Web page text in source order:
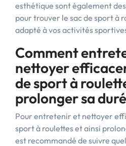
esthétique sont également
pour trouver le sac de sport à
adapté à vos activités
Comment
nettoyer
de sport à
prolonger sa
Pour entretenir et nettoyer
sport à roulettes et ainsi
est recommandé de suivre